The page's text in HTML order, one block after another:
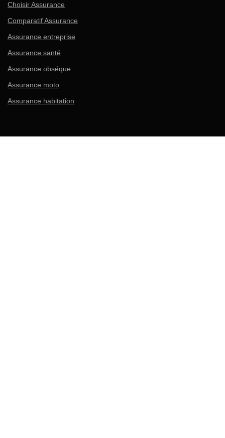
Choisir Assurance
Comparatif Assurance
Assurance entreprise
Assurance santé
Assurance obséque
Assurance moto
Assurance habitation